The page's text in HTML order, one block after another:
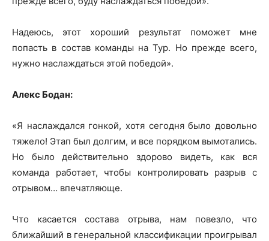
Надеюсь, этот хороший результат поможет мне
попасть в состав команды на Тур. Но прежде всего,
нужно наслаждаться этой победой».
Алекс Бодан:
«Я наслаждался гонкой, хотя сегодня было довольно
тяжело! Этап был долгим, и все порядком вымотались.
Но было действительно здорово видеть, как вся
команда работает, чтобы контролировать разрыв с
отрывом… впечатляюще.
Что касается состава отрыва, нам повезло, что
ближайший в генеральной классификации проигрывал